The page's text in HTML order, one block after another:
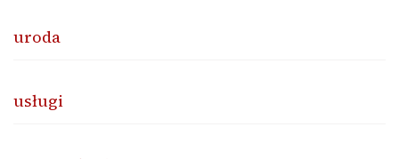
uroda
usługi